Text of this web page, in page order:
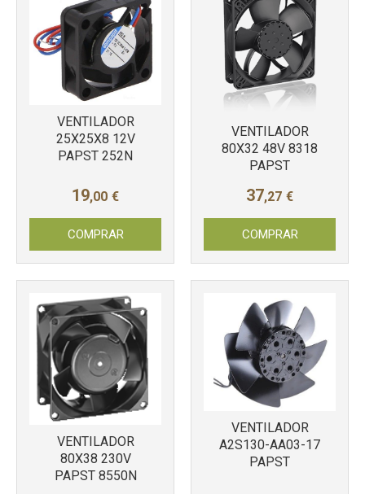
VENTILADOR
25X25X8 12V
PAPST 252N
19,00 €
COMPRAR
VENTILADOR
80X32 48V 8318
PAPST
37,27 €
COMPRAR
VENTILADOR
80X38 230V
PAPST 8550N
VENTILADOR
A2S130-AA03-17
PAPST